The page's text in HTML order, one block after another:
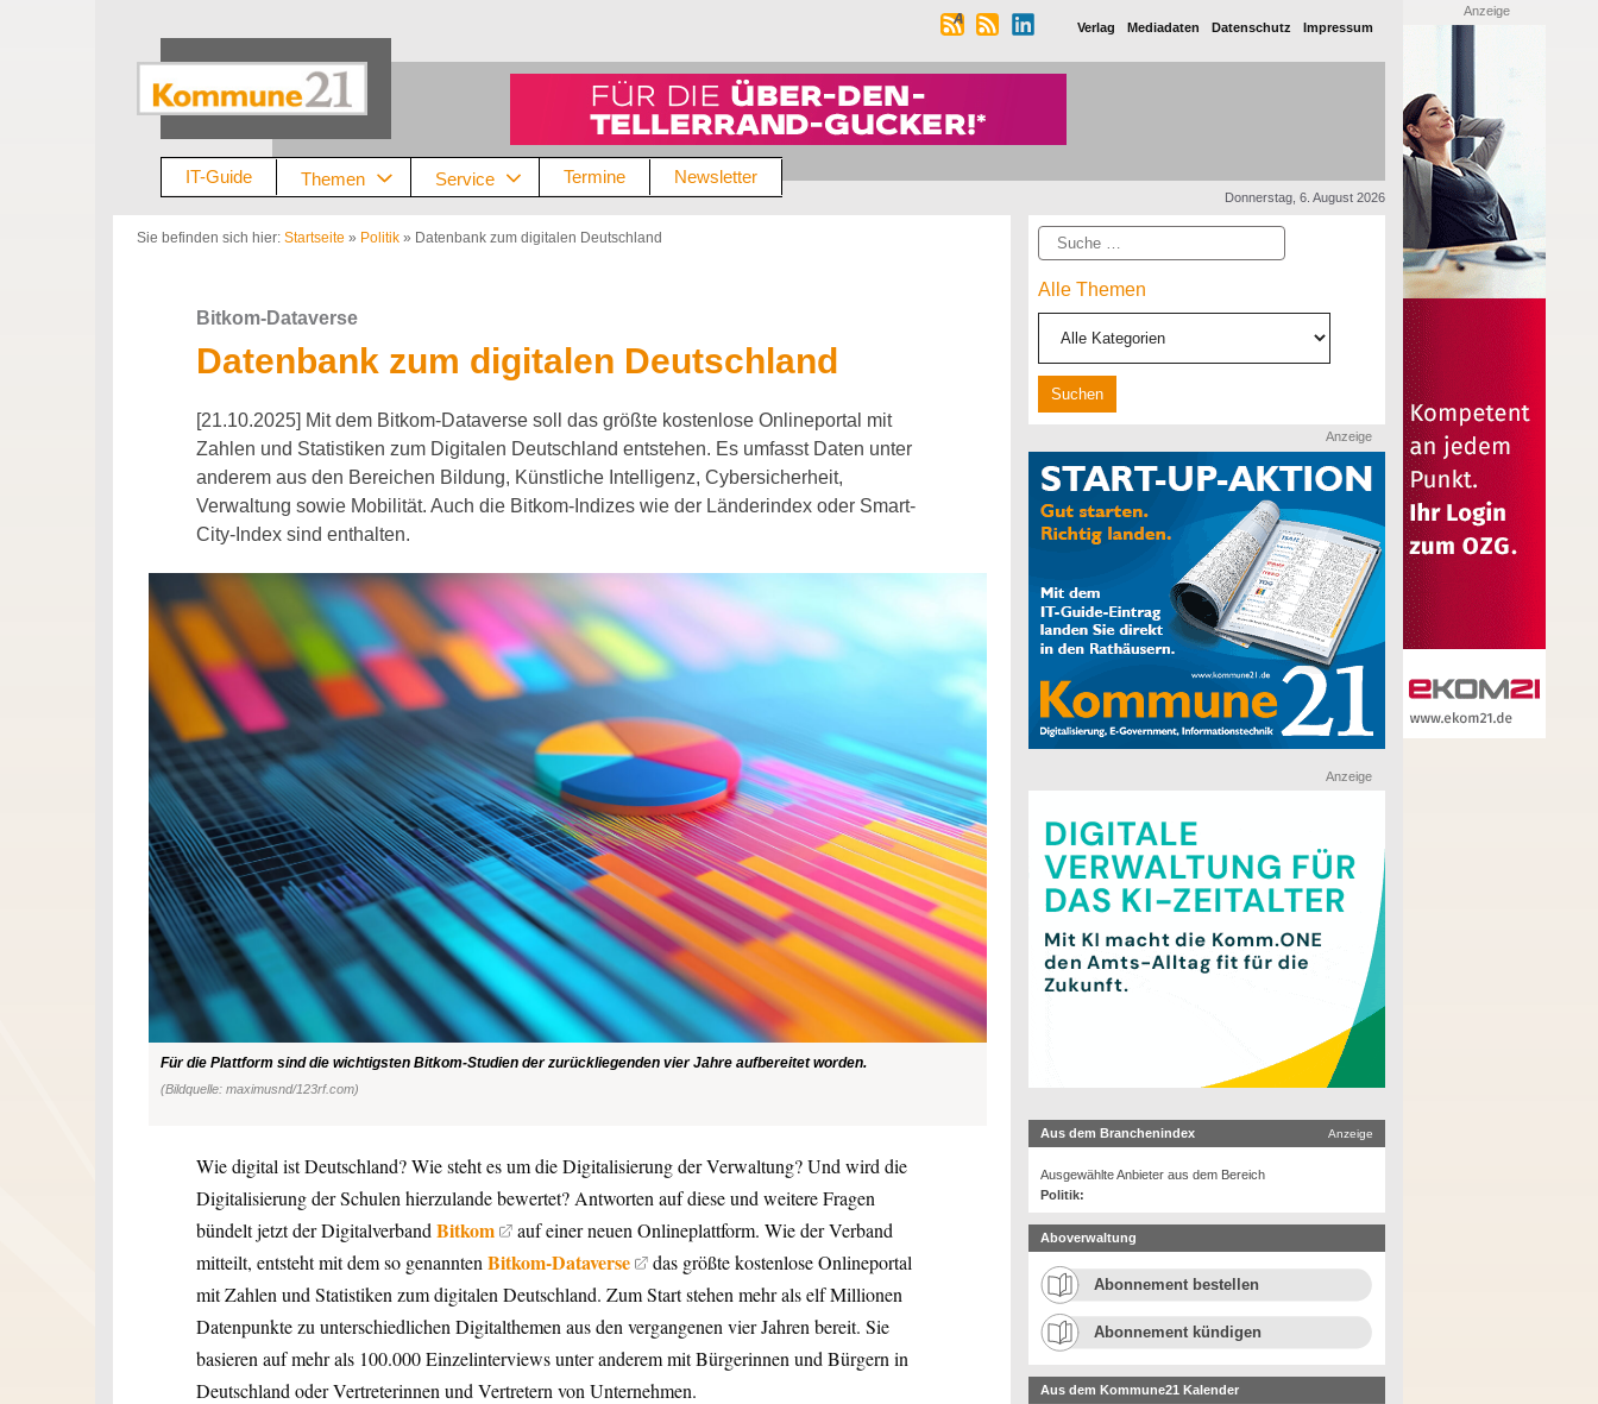
Verlag Mediadaten Datenschutz Impressum
IT-Guide Themen Service Termine Newsletter
Donnerstag, 6. August 2026
Sie befinden sich hier: Startseite » Politik » Datenbank zum digitalen Deutschland
Bitkom-Dataverse
Datenbank zum digitalen Deutschland
[21.10.2025] Mit dem Bitkom-Dataverse soll das größte kostenlose Onlineportal mit
Zahlen und Statistiken zum Digitalen Deutschland entstehen. Es umfasst Daten unter
anderem aus den Bereichen Bildung, Künstliche Intelligenz, Cybersicherheit,
Verwaltung sowie Mobilität. Auch die Bitkom-Indizes wie der Länderindex oder Smart-
City-Index sind enthalten.
Für die Plattform sind die wichtigsten Bitkom-Studien der zurückliegenden vier Jahre aufbereitet worden.
(Bildquelle: maximusnd/123rf.com)
Wie digital ist Deutschland? Wie steht es um die Digitalisierung der Verwaltung? Und wird die
Digitalisierung der Schulen hierzulande bewertet? Antworten auf diese und weitere Fragen
bündelt jetzt der Digitalverband Bitkom
auf einer neuen Onlineplattform. Wie der Verband
mitteilt, entsteht mit dem so genannten Bitkom-Dataverse
das größte kostenlose Onlineportal
mit Zahlen und Statistiken zum digitalen Deutschland. Zum Start stehen mehr als elf Millionen
Datenpunkte zu unterschiedlichen Digitalthemen aus den vergangenen vier Jahren bereit. Sie
basieren auf mehr als 100.000 Einzelinterviews unter anderem mit Bürgerinnen und Bürgern in
Deutschland oder Vertreterinnen und Vertretern von Unternehmen.
Suche
Alle Themen
Anzeige
Anzeige
Aus dem Branchenindex Anzeige
Ausgewählte Anbieter aus dem Bereich
Politik:
Aboverwaltung
Abonnement bestellen
Abonnement kündigen
Aus dem Kommune21 Kalender
Anzeige